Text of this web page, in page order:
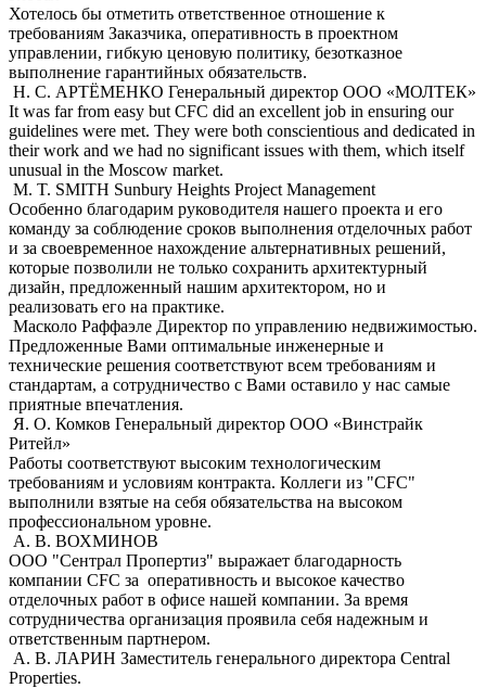
Хотелось бы отметить ответственное отношение к
требованиям Заказчика, оперативность в проектном
управлении, гибкую ценовую политику, безотказное
выполнение гарантийных обязательств.
Н. С. АРТЁМЕНКО Генеральный директор ООО «МОЛТЕК»
It was far from easy but CFC did an excellent job in ensuring our
guidelines were met. They were both conscientious and dedicated in
their work and we had no significant issues with them, which itself
unusual in the Moscow market.
M. T. SMITH Sunbury Heights Project Management
Особенно благодарим руководителя нашего проекта и его
команду за соблюдение сроков выполнения отделочных работ
и за своевременное нахождение альтернативных решений,
которые позволили не только сохранить архитектурный
дизайн, предложенный нашим архитектором, но и
реализовать его на практике.
Масколо Раффаэле Директор по управлению недвижимостью.
Предложенные Вами оптимальные инженерные и
технические решения соответствуют всем требованиям и
стандартам, а сотрудничество с Вами оставило у нас самые
приятные впечатления.
Я. О. Комков Генеральный директор ООО «Винстрайк
Ритейл»
Работы соответствуют высоким технологическим
требованиям и условиям контракта. Коллеги из "CFC"
выполнили взятые на себя обязательства на высоком
профессиональном уровне.
А. В. ВОХМИНОВ
ООО "Сентрал Пропертиз" выражает благодарность
компании CFC за оперативность и высокое качество
отделочных работ в офисе нашей компании. За время
сотрудничества организация проявила себя надежным и
ответственным партнером.
А. В. ЛАРИН Заместитель генерального директора Central
Properties.